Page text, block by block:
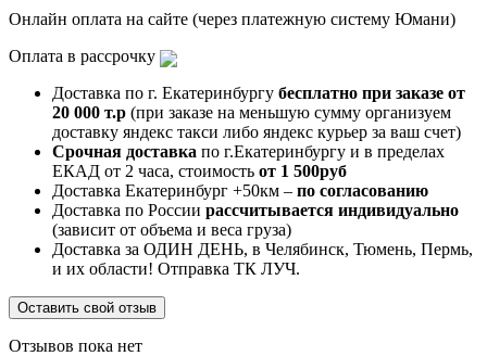
Онлайн оплата на сайте (через платежную систему Юмани)
Оплата в рассрочку
Доставка по г. Екатеринбургу бесплатно при заказе от
20 000 т.р (при заказе на меньшую сумму организуем
доставку яндекс такси либо яндекс курьер за ваш счет)
Срочная доставка по г.Екатеринбургу и в пределах
ЕКАД от 2 часа, стоимость от 1 500руб
Доставка Екатеринбург +50км – по согласованию
Доставка по России рассчитывается индивидуально
(зависит от объема и веса груза)
Доставка за ОДИН ДЕНЬ, в Челябинск, Тюмень, Пермь,
и их области! Отправка ТК ЛУЧ.
Оставить свой отзыв
Отзывов пока нет